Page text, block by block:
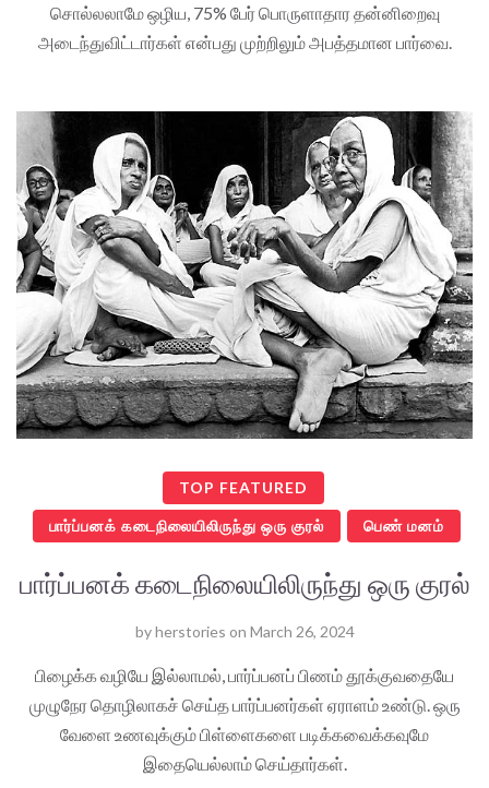
சொல்லலாமே ஒழிய, 75% பேர் பொருளாதார தன்னிறைவு
அடைந்துவிட்டார்கள் என்பது முற்றிலும் அபத்தமான பார்வை.
TOP FEATURED
பார்ப்பனக் கடைநிலையிலிருந்து ஒரு குரல் பெண் மனம்
பார்ப்பனக் கடைநிலையிலிருந்து ஒரு குரல்
byherstories on March 26, 2024
பிழைக்க வழியே இல்லாமல், பார்ப்பனப் பிணம் தூக்குவதையே
முழுநேர தொழிலாகச் செய்த பார்ப்பனர்கள் ஏராளம் உண்டு. ஒரு
வேளை உணவுக்கும் பிள்ளைகளை படிக்கவைக்கவுமே
இதையெல்லாம் செய்தார்கள்.